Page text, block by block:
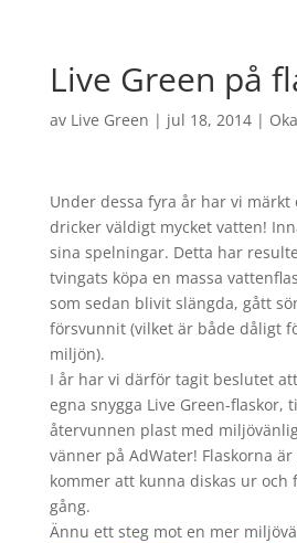
Live Green på
av Live Green | jul 18, 2014|
Under dessa fyra år har vi märkt
dricker väldigt mycket vatten!
sina spelningar. Detta har
tvingats köpa en massa
som sedan blivit slängda, gått
försvunnit (vilket är både dåligt
miljön).
I år har vi därför tagit beslutet
egna snygga Live Green-flaskor,
återvunnen plast med
vänner på AdWater! Flaskorna
kommer att kunna diskas ur och
gång.
Ännu ett steg mot en mer